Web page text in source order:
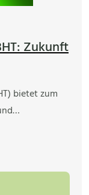
Zukunft
bietet zum